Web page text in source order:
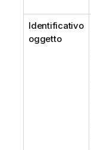
Identificativo
oggetto